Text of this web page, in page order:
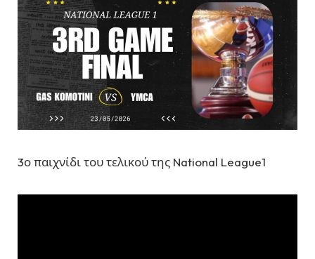
3ο παιχνίδι του τελικού της National League1